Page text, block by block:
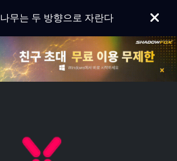
무는 두 방향으로 자란다